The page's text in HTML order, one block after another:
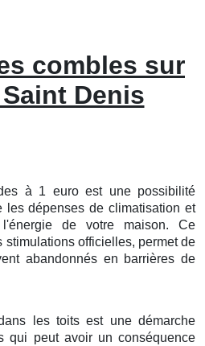
combles sur
Denis
à 1 euroest une possibilité
lesdépenses declimatisationet
de votre maison. Ce
stimulations officielles, permet de
abandonnésen barrières de
les toitsest une démarche
qui peut avoir unconséquence